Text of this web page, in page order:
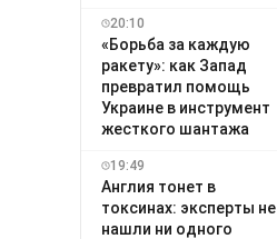
20:10
«Борьба за каждую
ракету»: как Запад
превратил помощь
Украине в инструмент
жесткого шантажа
19:49
Англия тонет в
токсинах: эксперты не
нашли ни одного